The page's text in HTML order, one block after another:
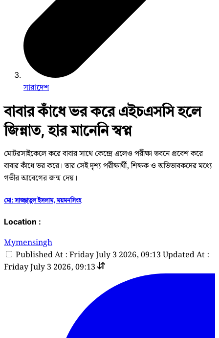
সারাদেশ
বাবার কাঁধে ভর করে এইচএসসি হলে
জিন্নাত, হার মানেনি স্বপ্ন
মোটরসাইকেলে করে বাবার সাথে কেন্দ্রে এলেও পরীক্ষা ভবনে প্রবেশ করে
বাবার কাঁধে ভর করে। তার সেই দৃশ্য পরীক্ষার্থী, শিক্ষক ও অভিভাবকদের মধ্যে
গভীর আবেগের জন্ম দেয়।
মো: সাজ্জাতুল ইসলাম, ময়মনসিংহ
Location :
Mymensingh
Published At : Friday July 3 2026, 09:13 Updated At :
Friday July 3 2026, 09:13